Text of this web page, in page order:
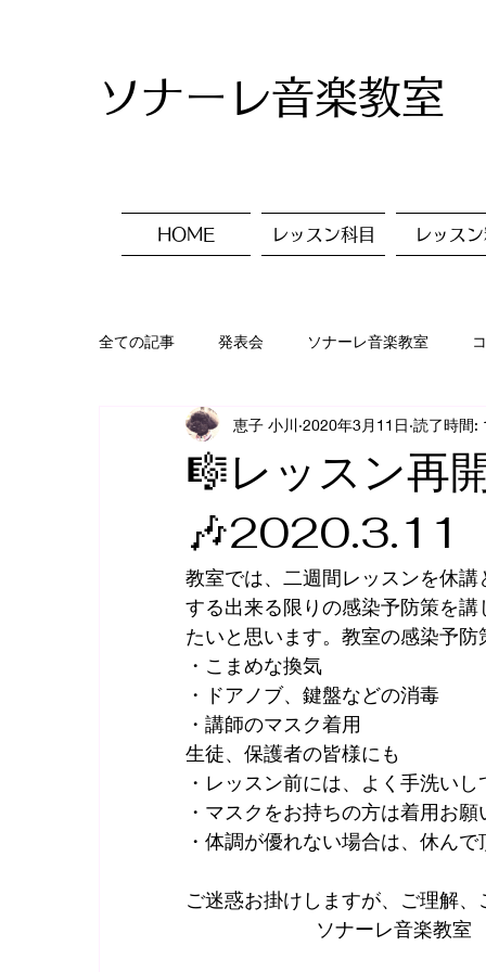
ソナーレ音楽教室
HOME レッスン科目 レッス
全ての記事 発表会 ソナーレ音楽教室
入会ご案内 レッスン風景 美術✨
2020年納涼コンサート👘 ソナーレムジカ
リトミック🎶 バレエ 花 フラメ
🎼レッスン再
🎶2020.3.11
恵子 小川 2020年3月11日 読了時間:
教室では、二週間レッスンを休
する出来る限りの感染予防策を
たいと思います。教室の感染予防
・こまめな換気
・ドアノブ、鍵盤などの消毒
・講師のマスク着用
生徒、保護者の皆様にも
・レッスン前には、よく手洗い
・マスクをお持ちの方は着用お
・体調が優れない場合は、休ん
ご迷惑お掛けしますが、ご理解
                        ソナーレ音楽教室